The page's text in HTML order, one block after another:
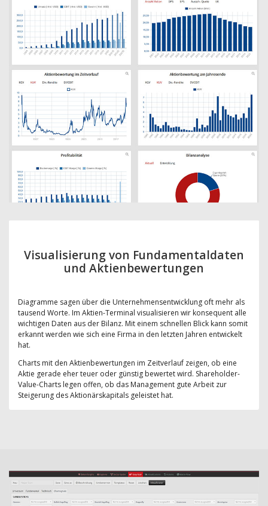
Visualisierung von Fundamentaldaten
und Aktienbewertungen
Diagramme sagen über die Unternehmensentwicklung oft mehr als
tausend Worte. Im Aktien-Terminal visualisieren wir konsequent alle
wichtigen Daten aus der Bilanz. Mit einem schnellen Blick kann somit
erkannt werden wie sich eine Firma in den letzten Jahren entwickelt
hat.
Charts mit den Aktienbewertungen im Zeitverlauf zeigen, ob eine
Aktie gerade eher teuer oder günstig bewertet wird. Shareholder-
Value-Charts legen offen, ob das Management gute Arbeit zur
Steigerung des Aktionärskapitals geleistet hat.